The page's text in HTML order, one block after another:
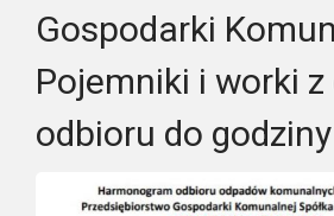
Gospodarki
Pojemniki i worki
odbioru do